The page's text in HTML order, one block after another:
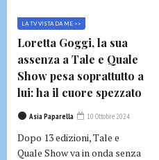
LA TV VISTA DA ME >>
Loretta Goggi, la sua
assenza a Tale e Quale
Show pesa soprattutto a
lui: ha il cuore spezzato
Asia Paparella 10 Ottobre 2024
Dopo 13 edizioni, Tale e
Quale Show va in onda senza